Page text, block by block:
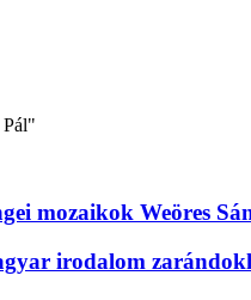
Pál"
mozaikok Weöres
irodalom